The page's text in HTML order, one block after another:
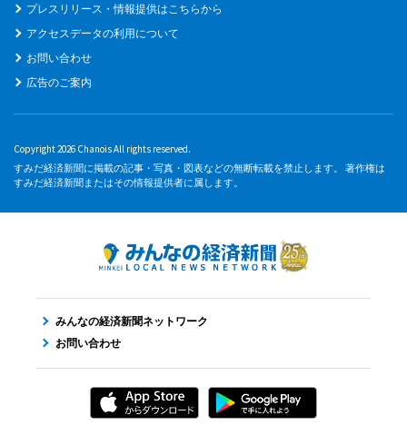
プレスリリース・情報提供はこちらから
アクセスデータの利用について
お問い合わせ
広告のご案内
Copyright 2026 Chanois All rights reserved.
すみだ経済新聞に掲載の記事・写真・図表などの無断転載を禁止します。 著作権は
すみだ経済新聞またはその情報提供者に属します。
みんなの経済新聞ネットワーク
お問い合わせ